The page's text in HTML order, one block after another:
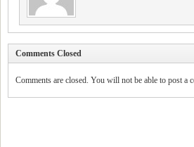
Comments Closed
Comments are closed. You will not be able to post a